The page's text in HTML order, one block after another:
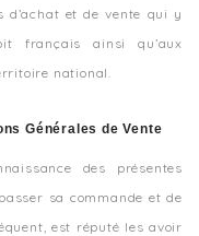
d’achat et de vente qui y
français ainsi qu’aux
national.
Générales de Vente
des présentes
sa commande et de
est réputé les avoir